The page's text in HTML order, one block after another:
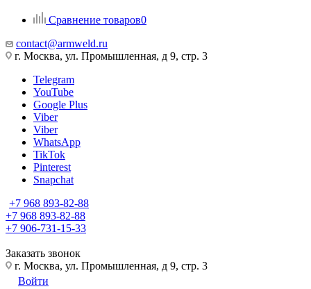
Сравнение товаров0
contact@armweld.ru
г. Москва, ул. Промышленная, д 9, стр. 3
Telegram
YouTube
Google Plus
Viber
Viber
WhatsApp
TikTok
Pinterest
Snapchat
+7 968 893-82-88
+7 968 893-82-88
+7 906-731-15-33
Заказать звонок
г. Москва, ул. Промышленная, д 9, стр. 3
Войти